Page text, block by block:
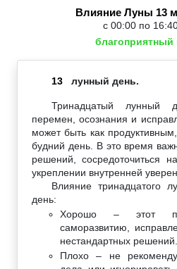
Влияние Луны 13
с 00:00 по
13 лунный день.
Тринадцатый лунный
перемен, осознания и
может быть как
будний день. В это время
решений, сосредоточиться
укреплении внутренней
Влияние тринадцатого
день:
Хорошо – этот
саморазвитию,
нестандартных решений.
Плохо – не